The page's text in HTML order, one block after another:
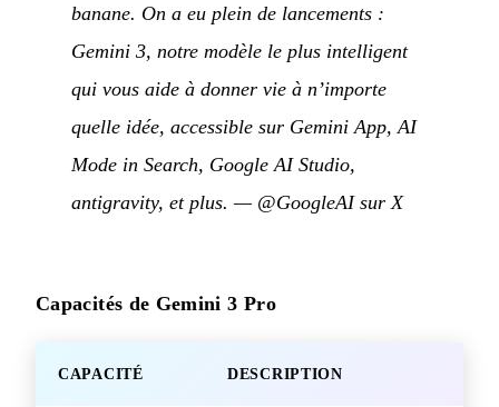
banane. On a eu plein de lancements :
Gemini 3, notre modèle le plus intelligent
qui vous aide à donner vie à n’importe
quelle idée, accessible sur Gemini App, AI
Mode in Search, Google AI Studio,
antigravity, et plus. — @GoogleAI sur X
Capacités de Gemini 3 Pro
CAPACITÉ DESCRIPTION